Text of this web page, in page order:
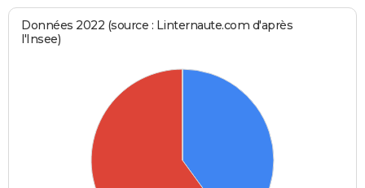
Données 2022 (source : Linternaute.com d'après
l'Insee)